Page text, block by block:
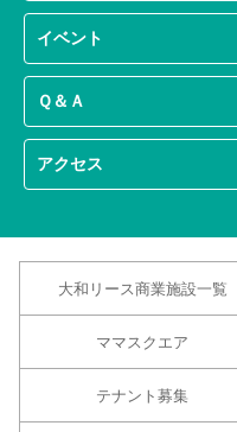
イベント
Ｑ＆Ａ
アクセス
大和リース商業施設一覧
ママスクエア
テナント募集